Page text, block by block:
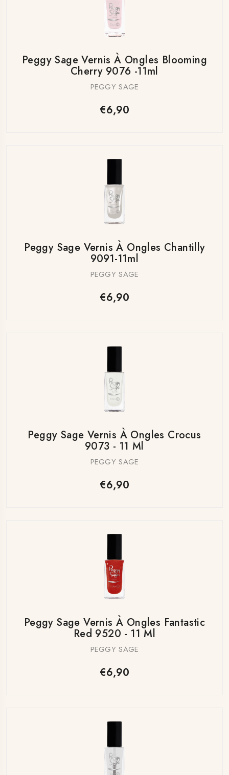
Peggy Sage Vernis À Ongles Blooming
Cherry 9076 -11ml
PEGGY SAGE
€6,90
Peggy Sage Vernis À Ongles Chantilly
9091-11ml
PEGGY SAGE
€6,90
Peggy Sage Vernis À Ongles Crocus
9073 - 11 Ml
PEGGY SAGE
€6,90
Peggy Sage Vernis À Ongles Fantastic
Red 9520 - 11 Ml
PEGGY SAGE
€6,90